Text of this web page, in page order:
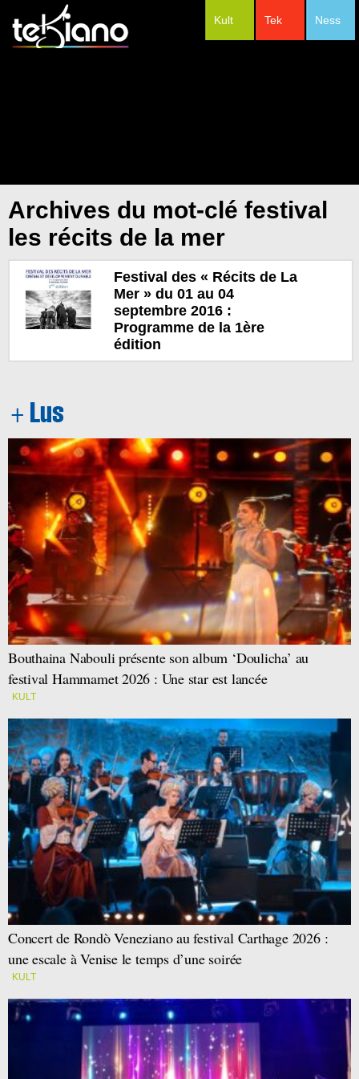
Ness
Tek
Kult
Archives du mot-clé festival
les récits de la mer
Festival des « Récits de La
Mer » du 01 au 04
septembre 2016 :
Programme de la 1ère
édition
Bouthaina Nabouli présente son album ‘Doulicha’ au
festival Hammamet 2026 : Une star est lancée
KULT
Concert de Rondò Veneziano au festival Carthage 2026 :
une escale à Venise le temps d’une soirée
KULT